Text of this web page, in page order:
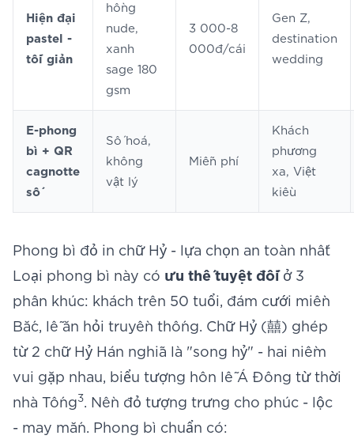
Hiện đại
pastel -
tối giản
hồng
nude,
xanh
sage 180
gsm
3 000-8
000đ/cái
Gen Z,
destination
wedding
E-phong
bì + QR
cagnotte
số
Số hoá,
không
vật lý
Miễn phí
Khách
phương
xa, Việt
kiều
Phong bì đỏ in chữ Hỷ - lựa chọn an toàn nhất
Loại phong bì này có ưu thế tuyệt đốiở 3
phân khúc: khách trên 50 tuổi, đám cưới miền
Bắc, lễ ăn hỏi truyền thống. Chữ Hỷ (囍) ghép
từ 2 chữ Hỷ Hán nghĩa là "song hỷ" - hai niềm
vui gặp nhau, biểu tượng hôn lễ Á Đông từ thời
nhà Tống3. Nền đỏ tượng trưng cho phúc - lộc
- may mắn. Phong bì chuẩn có: